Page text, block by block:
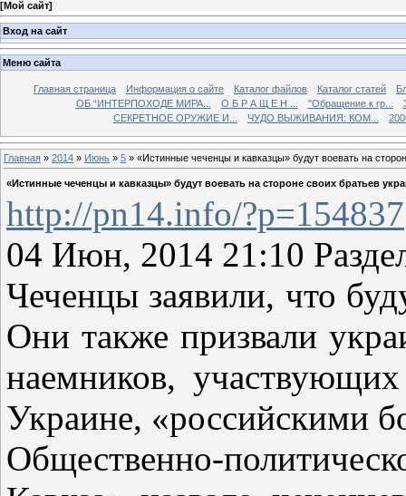
[Мой сайт]
Вход на сайт
Меню сайта
Главная страница Информация о сайте Каталог файлов Каталог статей
ОБ “ИНТЕРПОХОДЕ МИРА...
О Б Р А Щ Е Н ... "Обращение к гр...
СЕКРЕТНОЕ ОРУЖИЕ И...
ЧУДО ВЫЖИВАНИЯ: КОМ...
Главная » 2014 » Июнь » 5 » «Истинные чеченцы и кавказцы» будут воевать на
«Истинные чеченцы и кавказцы» будут воевать на стороне своих братьев
http://pn14.info/?p=154837
04 Июн, 2014 21:10
Чеченцы заявили, что
Они также призвали
наемников,
Украине, «российскими
Общественно-